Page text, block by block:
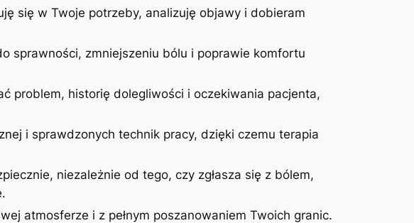
się w Twoje potrzeby, analizuję objawy i dobieram
sprawności, zmniejszeniu bólu i poprawie komfortu
problem, historię dolegliwości i oczekiwania pacjenta,
i sprawdzonych technik pracy, dzięki czemu terapia
niezależnie od tego, czy zgłasza się z bólem,
atmosferze i z pełnym poszanowaniem Twoich granic.